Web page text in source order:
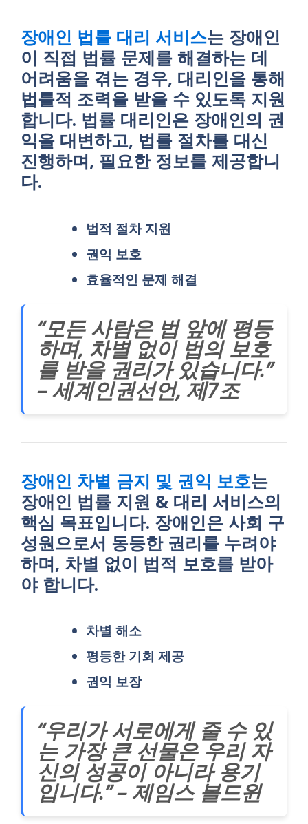
장애인 법률 대리 서비스는 장애인
이 직접 법률 문제를 해결하는 데
어려움을 겪는 경우, 대리인을 통해
법률적 조력을 받을 수 있도록 지원
합니다. 법률 대리인은 장애인의 권
익을 대변하고, 법률 절차를 대신
진행하며, 필요한 정보를 제공합니
다.
법적 절차 지원
권익 보호
효율적인 문제 해결
“모든 사람은 법 앞에 평등
하며, 차별 없이 법의 보호
를 받을 권리가 있습니다.”
– 세계인권선언, 제7조
장애인 차별 금지 및 권익 보호는
장애인 법률 지원 & 대리 서비스의
핵심 목표입니다. 장애인은 사회 구
성원으로서 동등한 권리를 누려야
하며, 차별 없이 법적 보호를 받아
야 합니다.
차별 해소
평등한 기회 제공
권익 보장
“우리가 서로에게 줄 수 있
는 가장 큰 선물은 우리 자
신의 성공이 아니라 용기
입니다.” – 제임스 볼드윈